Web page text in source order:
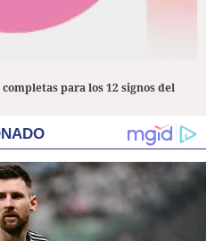
para los 12 signos del